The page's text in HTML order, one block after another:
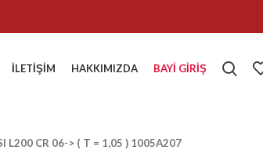
İLETIŞIM HAKKIMIZDA BAYI GIRIŞ
L200 CR 06-> ( T = 1,05 ) 1005A207